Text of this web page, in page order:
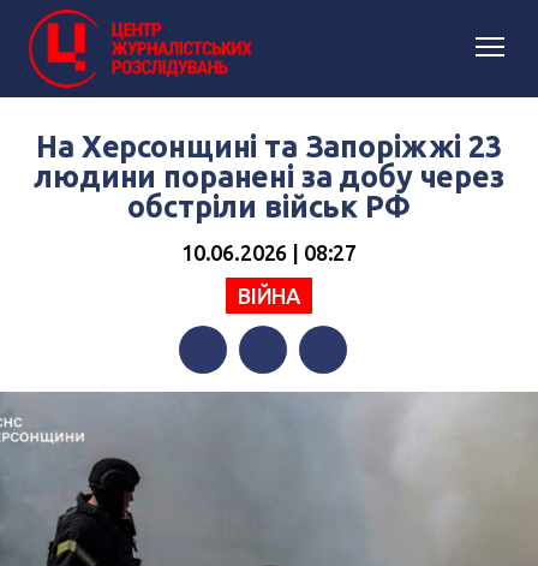
На Херсонщині та Запоріжжі 23
людини поранені за добу через
обстріли військ РФ
10.06.2026 | 08:27
ВІЙНА
FacebookTwitterTelegram